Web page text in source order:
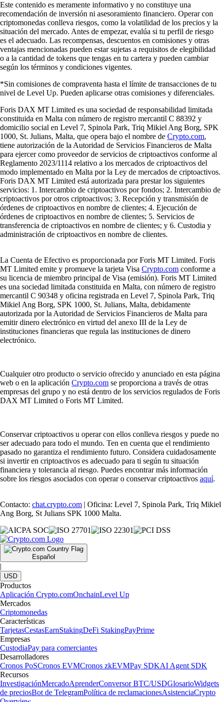
Este contenido es meramente informativo y no constituye una
recomendación de inversión ni asesoramiento financiero. Operar con
criptomonedas conlleva riesgos, como la volatilidad de los precios y la
situación del mercado. Antes de empezar, evalúa si tu perfil de riesgo
es el adecuado. Las recompensas, descuentos en comisiones y otras
ventajas mencionadas pueden estar sujetas a requisitos de elegibilidad
o a la cantidad de tokens que tengas en tu cartera y pueden cambiar
según los términos y condiciones vigentes.
*Sin comisiones de compraventa hasta el límite de transacciones de tu
nivel de Level Up. Pueden aplicarse otras comisiones y diferenciales.
Foris DAX MT Limited es una sociedad de responsabilidad limitada
constituida en Malta con número de registro mercantil C 88392 y
domicilio social en Level 7, Spinola Park, Triq Mikiel Ang Borg, SPK
1000, St. Julians, Malta, que opera bajo el nombre de Crypto.com,
tiene autorización de la Autoridad de Servicios Financieros de Malta
para ejercer como proveedor de servicios de criptoactivos conforme al
Reglamento 2023/1114 relativo a los mercados de criptoactivos del
modo implementado en Malta por la Ley de mercados de criptoactivos.
Foris DAX MT Limited está autorizada para prestar los siguientes
servicios: 1. Intercambio de criptoactivos por fondos; 2. Intercambio de
criptoactivos por otros criptoactivos; 3. Recepción y transmisión de
órdenes de criptoactivos en nombre de clientes; 4. Ejecución de
órdenes de criptoactivos en nombre de clientes; 5. Servicios de
transferencia de criptoactivos en nombre de clientes; y 6. Custodia y
administración de criptoactivos en nombre de clientes.
La Cuenta de Efectivo es proporcionada por Foris MT Limited. Foris
MT Limited emite y promueve la tarjeta Visa Crypto.com conforme a
su licencia de miembro principal de Visa (emisión). Foris MT Limited
es una sociedad limitada constituida en Malta, con número de registro
mercantil C 90348 y oficina registrada en Level 7, Spinola Park, Triq
Mikiel Ang Borg, SPK 1000, St. Julians, Malta, debidamente
autorizada por la Autoridad de Servicios Financieros de Malta para
emitir dinero electrónico en virtud del anexo III de la Ley de
instituciones financieras que regula las instituciones de dinero
electrónico.
Cualquier otro producto o servicio ofrecido y anunciado en esta página
web o en la aplicación Crypto.com se proporciona a través de otras
empresas del grupo y no está dentro de los servicios regulados de Foris
DAX MT Limited o Foris MT Limited.
Conservar criptoactivos u operar con ellos conlleva riesgos y puede no
ser adecuado para todo el mundo. Ten en cuenta que el rendimiento
pasado no garantiza el rendimiento futuro. Considera cuidadosamente
si invertir en criptoactivos es adecuado para ti según tu situación
financiera y tolerancia al riesgo. Puedes encontrar más información
sobre los riesgos asociados con operar o conservar criptoactivos aquí.
Contacto: chat.crypto.com | Oficina: Level 7, Spinola Park, Triq Mikiel
Ang Borg, St Julians SPK 1000 Malta.
Español
|
USD
Productos
Aplicación Crypto.comOnchainLevel Up
Mercados
Criptomonedas
Características
TarjetasCestasEarnStakingDeFi StakingPayPrime
Empresas
CustodiaPay para comerciantes
Desarrolladores
Cronos PoSCronos EVMCronos zkEVMPay SDKAI Agent SDK
Recursos
InvestigaciónMercadoAprenderConversor BTC/USDGlosarioWidgets
de preciosBot de TelegramPolítica de reclamacionesAsistenciaCrypto